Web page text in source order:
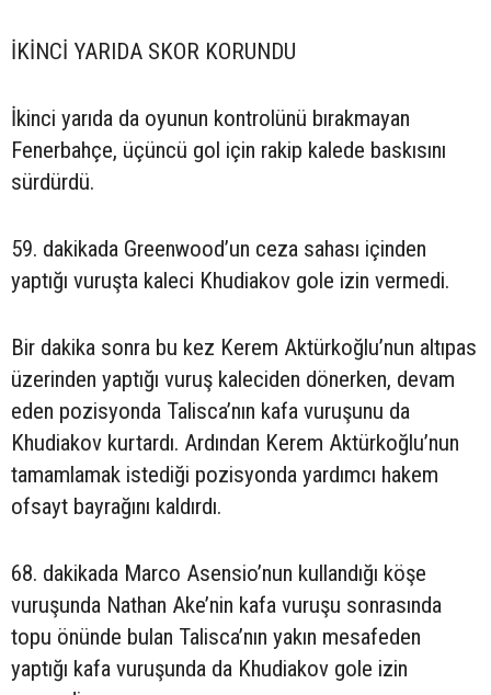
İKİNCİ YARIDA SKOR KORUNDU
İkinci yarıda da oyunun kontrolünü bırakmayan
Fenerbahçe, üçüncü gol için rakip kalede baskısını
sürdürdü.
59. dakikada Greenwood’un ceza sahası içinden
yaptığı vuruşta kaleci Khudiakov gole izin vermedi.
Bir dakika sonra bu kez Kerem Aktürkoğlu’nun altıpas
üzerinden yaptığı vuruş kaleciden dönerken, devam
eden pozisyonda Talisca’nın kafa vuruşunu da
Khudiakov kurtardı. Ardından Kerem Aktürkoğlu’nun
tamamlamak istediği pozisyonda yardımcı hakem
ofsayt bayrağını kaldırdı.
68. dakikada Marco Asensio’nun kullandığı köşe
vuruşunda Nathan Ake’nin kafa vuruşu sonrasında
topu önünde bulan Talisca’nın yakın mesafeden
yaptığı kafa vuruşunda da Khudiakov gole izin